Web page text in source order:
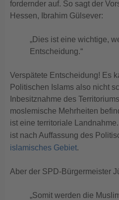
fordernder auf. So sagt der
Hessen, Ibrahim Gülsever:
„Dies ist eine wichtige,
Entscheidung.“
Verspätete Entscheidung! Es
Politischen Islams also nicht
Inbesitznahme des
moslemische Mehrheiten
ist eine territoriale
ist nach Auffassung des
islamisches Gebiet.
Aber der SPD-Bürgermeister
„Somit werden die